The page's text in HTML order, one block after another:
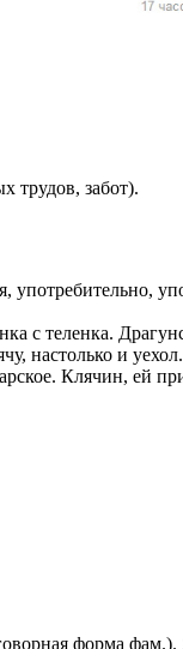
женщин и
страны),
встреча
проживание.
трудов, забот).
употребительно,
с теленка.
настолько и
Клячин, ей
форма фам.).